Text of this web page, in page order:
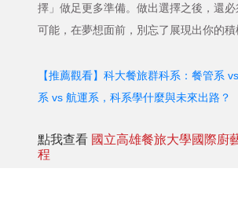
擇」做足更多準備。做出選擇之後，還
可能，在夢想面前，別忘了展現出你的積
【推薦觀看】科大餐旅群科系：餐管系 vs
系 vs 航運系，科系學什麼與未來出路？
點我查看 國立高雄餐旅大學國際廚
程